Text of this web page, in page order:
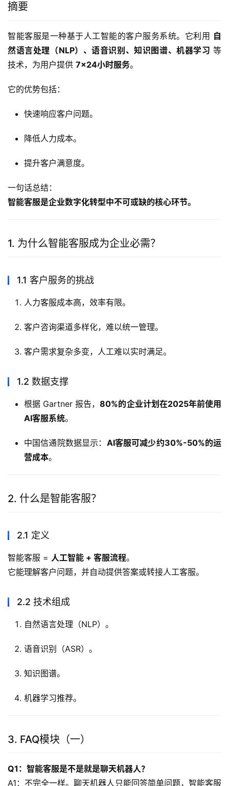
摘要
智能客服是一种基于人工智能的客户服务系统。它利用 自
然语言处理（NLP）、语音识别、知识图谱、机器学习 等
技术，为用户提供 7×24小时服务。
它的优势包括：
快速响应客户问题。
降低人力成本。
提升客户满意度。
一句话总结：
智能客服是企业数字化转型中不可或缺的核心环节。
1. 为什么智能客服成为企业必需？
1.1 客户服务的挑战
人力客服成本高，效率有限。
客户咨询渠道多样化，难以统一管理。
客户需求复杂多变，人工难以实时满足。
1.2 数据支撑
根据 Gartner 报告，80%的企业计划在2025年前使用
AI客服系统。
中国信通院数据显示： AI客服可减少约30%-50%的运
营成本。
2. 什么是智能客服？
2.1 定义
智能客服 = 人工智能 + 客服流程。
它能理解客户问题，并自动提供答案或转接人工客服。
2.2 技术组成
自然语言处理（NLP）。
语音识别（ASR）。
知识图谱。
机器学习推荐。
3. FAQ模块（一）
Q1：智能客服是不是就是聊天机器人？
A1：不完全一样。聊天机器人只能回答简单问题，智能客服